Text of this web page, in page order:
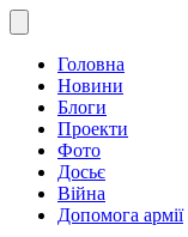
Головна
Новини
Блоги
Проекти
Фото
Досьє
Війна
Допомога армії